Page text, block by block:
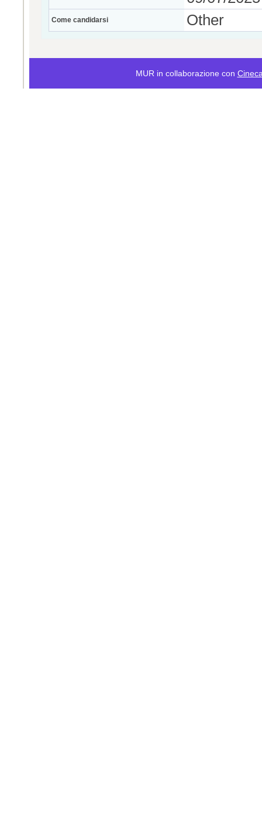
Come candidarsi Other
MUR in collaborazione con